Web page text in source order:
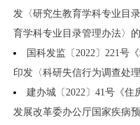
发〈研究生教育学科专业目
育学科专业目录管理办法〉的
国科发监〔2022〕221号
印发〈科研失信行为调查处
建办城〔2022〕41号《住
发展改革委办公厅国家疾病